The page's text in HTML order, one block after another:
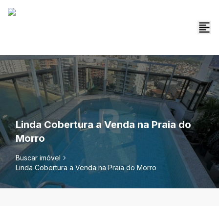
Linda Cobertura a Venda na Praia do
Morro
Buscar imóvel
Linda Cobertura a Venda na Praia do Morro